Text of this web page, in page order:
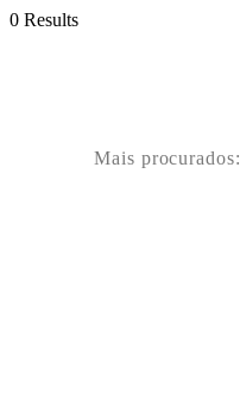
0 Results
Mais procurados: